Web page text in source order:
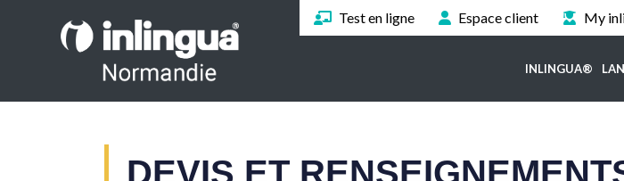
Test en ligne Espace client My
INLINGUA®
DEVIS ET